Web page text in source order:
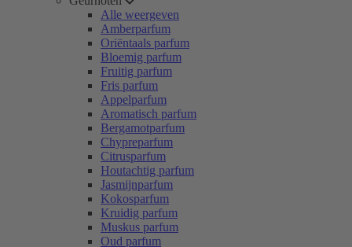
Alle weergeven
Amberparfum
Oriëntaals parfum
Bloemig parfum
Fruitig parfum
Fris parfum
Appelparfum
Aromatisch parfum
Bergamotparfum
Chypreparfum
Citrusparfum
Houtachtig parfum
Jasmijnparfum
Kokosparfum
Kruidig parfum
Muskus parfum
Oud parfum